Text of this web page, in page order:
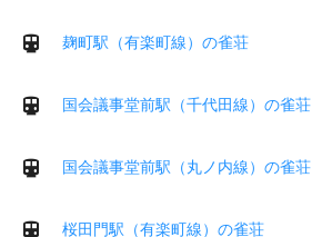
麹町駅（有楽町線）の雀荘
国会議事堂前駅（千代田線）の雀荘
国会議事堂前駅（丸ノ内線）の雀荘
桜田門駅（有楽町線）の雀荘